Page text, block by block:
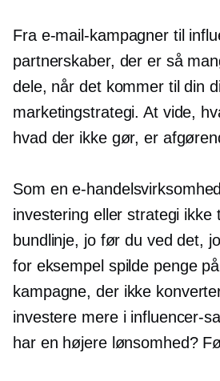
Fra e-mail-kampagner til
partnerskaber, der er så
dele, når det kommer til din
marketingstrategi. At vide,
hvad der ikke gør, er
Som en e-
investering eller strategi ikke
bundlinje, jo før du ved det,
for eksempel spilde penge
kampagne, der ikke
investere mere i influencer-
har en højere lønsomhed?